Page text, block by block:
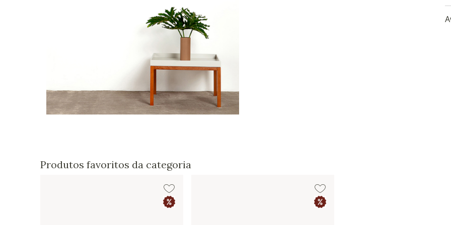
Produtos favoritos da categoria